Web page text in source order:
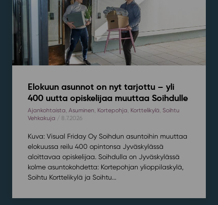
Elokuun asunnot on nyt tarjottu – yli
400 uutta opiskelijaa muuttaa Soihdulle
Ajankohtaista, Asuminen, Kortepohja, Korttelikylä, Soihtu
Vehkakuja / 8.7.2026
Kuva: Visual Friday Oy Soihdun asuntoihin muuttaa
elokuussa reilu 400 opintonsa Jyväskylässä
aloittavaa opiskelijaa. Soihdulla on Jyväskylässä
kolme asuntokohdetta: Kortepohjan ylioppilaskylä,
Soihtu Korttelikylä ja Soihtu...